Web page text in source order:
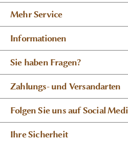
Material: Teakholz
handgefertigt
wahres Unikat
Mehr Service
Informationen
Sie haben Fragen?
Zahlungs- und Versandarten
Folgen Sie uns auf Social
Ihre Sicherheit